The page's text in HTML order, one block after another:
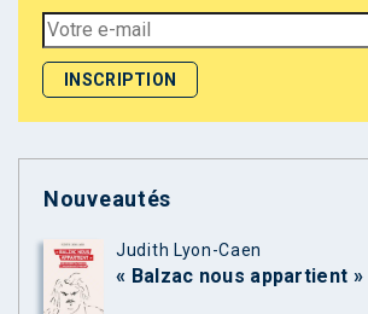
Nouveautés
Judith Lyon-Caen
« Balzac nous appartient »